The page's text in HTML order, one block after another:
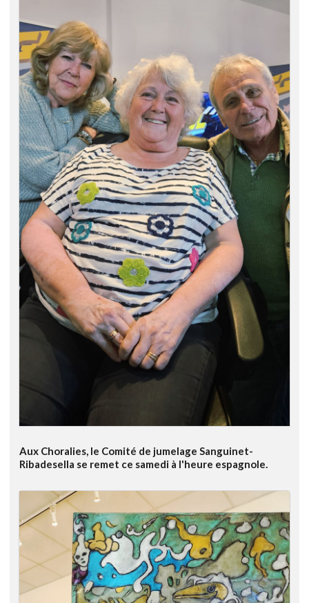
Aux Choralies, le Comité de jumelage Sanguinet-
Ribadesella se remet ce samedi à l'heure espagnole.